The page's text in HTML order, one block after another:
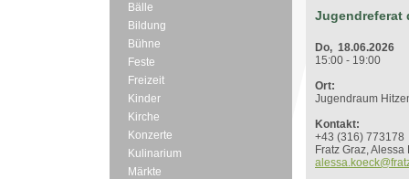
Bälle
Bildung
Bühne
Feste
Freizeit
Kinder
Kirche
Konzerte
Kulinarium
Märkte
Jugendreferat
Do, 18.06.2026
15:00 - 19:00
Ort:
Jugendraum
Kontakt:
+43 (316) 773178
Fratz Graz, Alessa